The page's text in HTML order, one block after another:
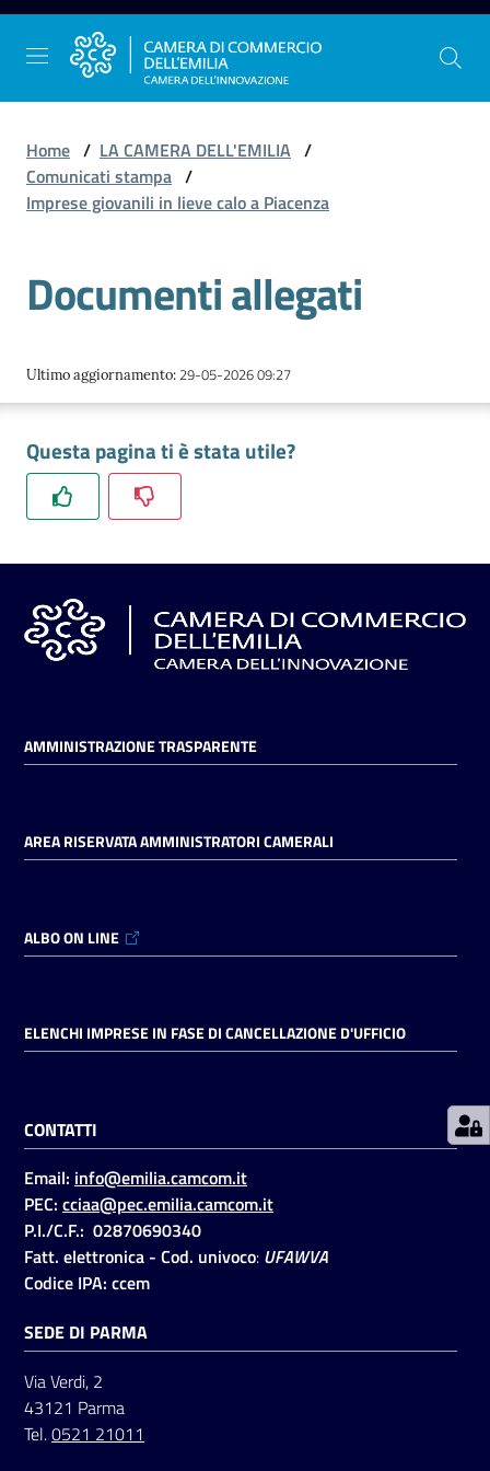
Vai al contenuto
Vai alla navigazione
Vai al footer
La
dell'Emilia
Gestire
l'impresa
Promuovere
l'impresa
e
Tutelare
il
Consumatore
L'impresa
Prenotazioni
Pagamenti
Accedi
Registrati
Home / LA CAMERA DELL'EMILIA /
Comunicati stampa /
Imprese giovanili in lieve calo a Piacenza
Documenti allegati
Ultimo aggiornamento: 29-05-2026 09:27
Questa pagina ti è stata utile?
AMMINISTRAZIONE TRASPARENTE
AREA RISERVATA AMMINISTRATORI CAMERALI
ALBO ON LINE
ELENCHI IMPRESE IN FASE DI CANCELLAZIONE D'UFFICIO
CONTATTI
Email: info@emilia.camcom.it
PEC: cciaa@pec.emilia.camcom.it
P.I./C.F.: 02870690340
Fatt. elettronica - Cod. univoco: UFAWVA
Codice IPA: ccem
SEDE DI PARMA
Via Verdi, 2
43121 Parma
Tel.0521 21011